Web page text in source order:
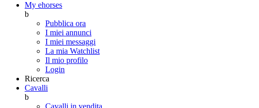
My ehorses
b
Pubblica ora
I miei annunci
I miei messaggi
La mia Watchlist
Il mio profilo
Login
Ricerca
Cavalli
b
Cavalli in vendita